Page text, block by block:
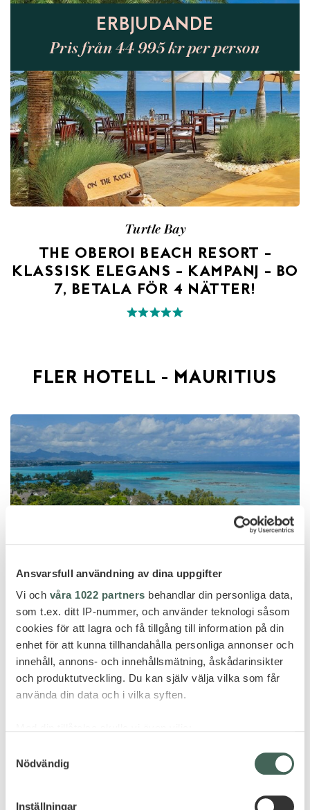
Ansvarsfull användning av dina uppgifter
Vi och våra 1022 partners behandlar din personliga data,
som t.ex. ditt IP-nummer, och använder teknologi såsom
cookies för att lagra och få tillgång till information på din
enhet för att kunna tillhandahålla personliga annonser och
innehåll, annons- och innehållsmätning, åskådarinsikter
och produktutveckling. Du kan själv välja vilka som får
använda din data och i vilka syften.
som kan ha en noggrannhet på upp till flera meter
Nödvändig
Inställningar
ERBJUDANDE
Pris från 44 995 kr per person
Turtle Bay
THE OBEROI BEACH RESORT –
KLASSISK ELEGANS – KAMPANJ – BO
7, BETALA FÖR 4 NÄTTER!
FLER HOTELL - MAURITIUS
Grand Baie
CANONNIER BEACHCOMBER GOLF
RESORT & SPA